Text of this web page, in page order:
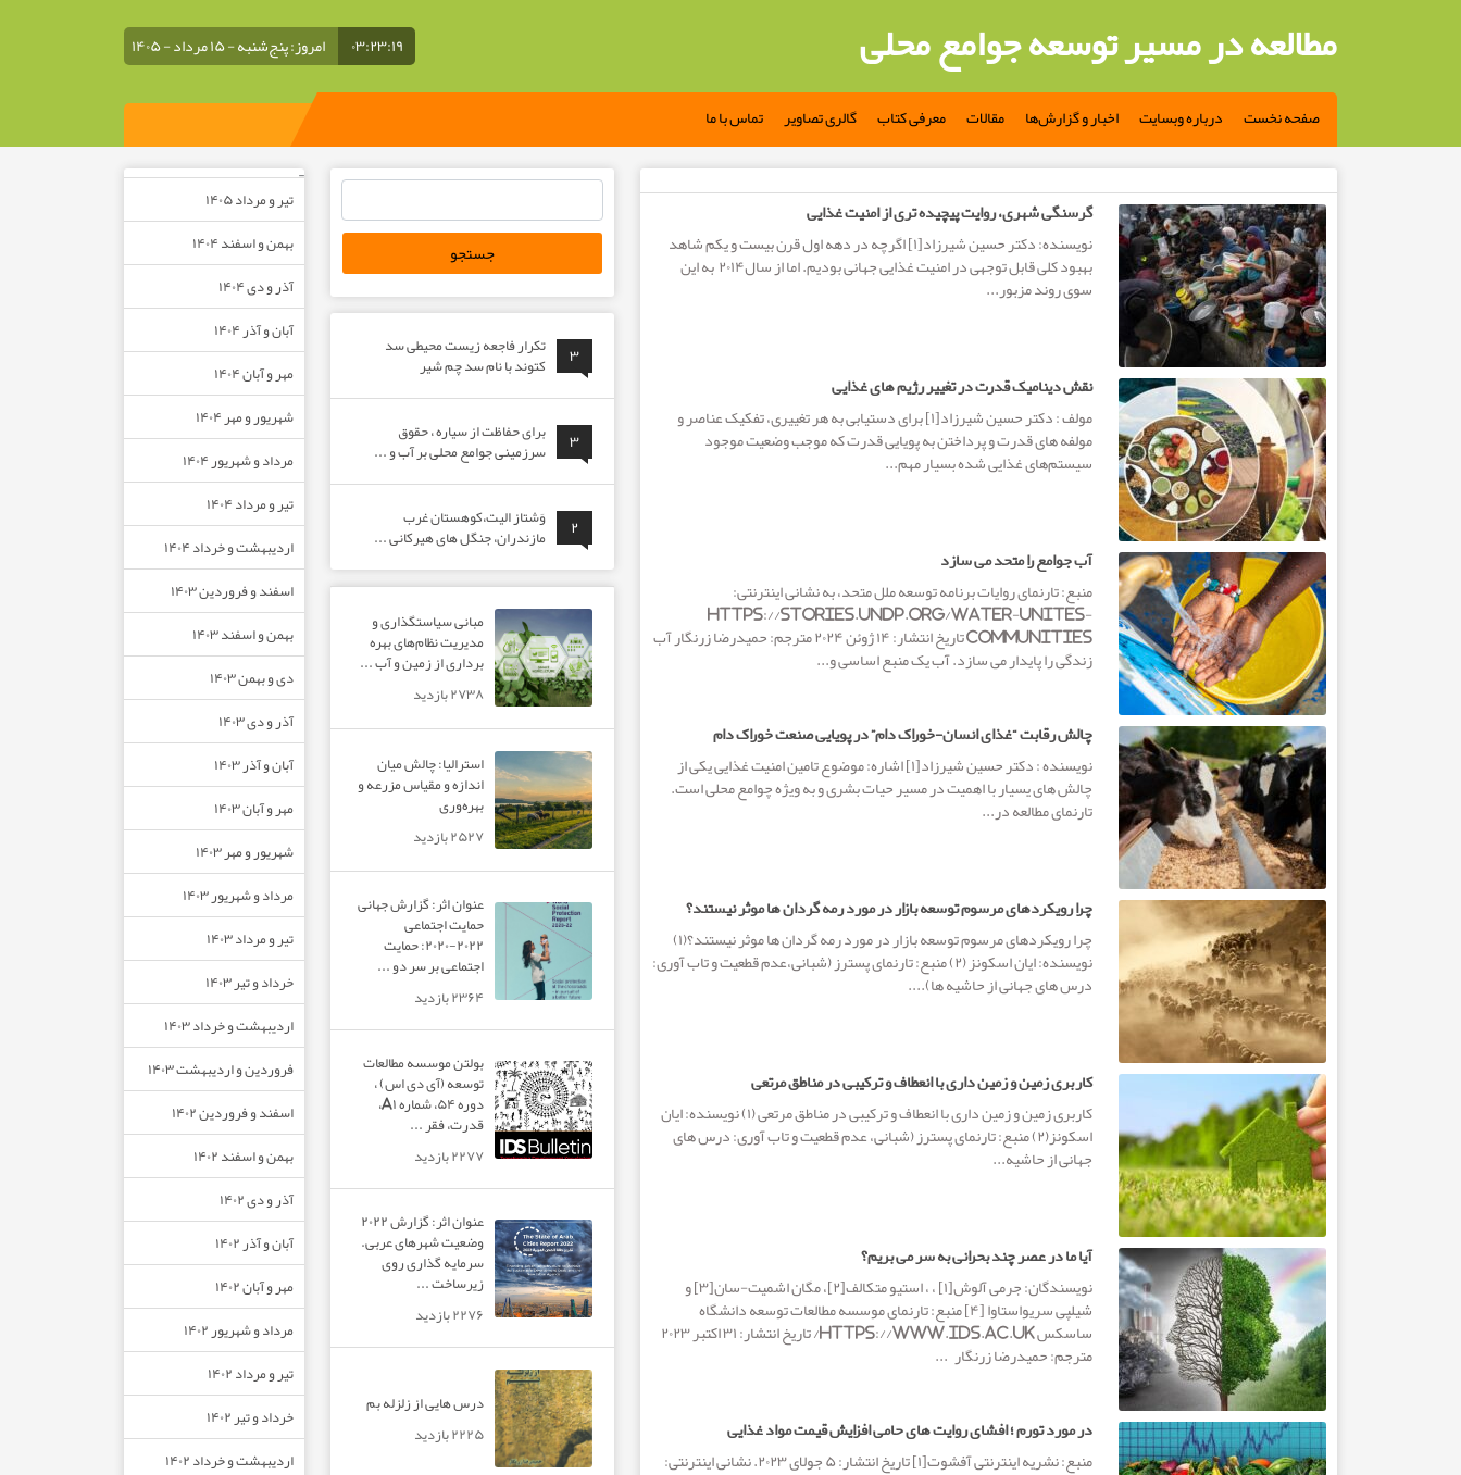
مطالعه در مسیر توسعه جوامع محلی ۰۳:۲۳:۲۰ امروز: پنج‌شنبه - ۱۵ مرداد - ۱۴۰۵
صفحه نخست درباره وبسایت اخبار و گزارش‌ها مقالات معرفی کتاب گالری تصاویر تماس با ما
گرسنگی شهری، روایت پیچیده تری از امنیت غذایی
نویسنده: دکتر حسین شیرزاد[۱] اگرچه در دهه اول قرن بیست و یکم شاهد
بهبود کلی قابل توجهی در امنیت غذایی جهانی بودیم. اما از سال۲۰۱۴ به این
سوی روند مزبور...
نقش دینامیک قدرت در تغییر رژیم های غذایی
مولف : دکتر حسین شیرزاد[۱] برای دستیابی به هر تغییری، تفکیک عناصر و
مولفه های قدرت و پرداختن به پویایی قدرت که موجب وضعیت موجود
سیستم‌های غذایی شده بسیار مهم...
آب جوامع را متحد می سازد
منبع: تارنمای روایات برنامه توسعه ملل متحد، به نشانی اینترنتی:
https://stories.undp.org/water-unites-
communities تاریخ انتشار: ۱۴ ژوئن ۲۰۲۴ مترجم: حمیدرضا زرنگار آب
زندگی را پایدار می سازد. آب یک منبع اساسی و...
چالش رقابت “غذای انسان-خوراک دام” در پویایی صنعت خوراک دام
نویسنده : دکتر حسین شیرزاد[۱] اشاره: موضوع تامین امنیت غذایی یکی از
چالش های یسیار با اهمیت در مسیر حیات بشری و به ویژه چوامع محلی است.
تارنمای مطالعه در...
چرا رویکردهای مرسوم توسعه بازار در مورد رمه گردان ها موثر نیستند؟
چرا رویکردهای مرسوم توسعه بازار در مورد رمه گردان ها موثر نیستند؟(۱)
نویسنده: ایان اسکونز (۲) منبع: تارنمای پسترز (شبانی،عدم قطعیت و تاب آوری:
درس های جهانی از حاشیه ها)....
کاربری زمین و زمین داری با انعطاف و ترکیبی در مناطق مرتعی
کاربری زمین و زمین داری با انعطاف و ترکیبی در مناطق مرتعی (۱) نویسنده: ایان
اسکونز(۲) منبع: تارنمای پسترز (شبانی، عدم قطعیت و تاب آوری: درس های
جهانی از حاشیه...
آیا ما در عصر چند بحرانی به سر می بریم؟
نویسندگان: جرمی آلوش[۱] ، ، استیو متکالف[۲]، مگان اشمیت-سان[۳] و
شیلپی سریواستاوا [۴] منبع: تارنمای موسسه مطالعات توسعه دانشگاه
ساسکس https://www.ids.ac.uk/ تاریخ انتشار: ۳۱ اکتبر ۲۰۲۳
مترجم: حمیدرضا زرنگار ...
در مورد تورم ؛ افشای روایت های حامی افزایش قیمت مواد غذایی
منبع: نشریه اینترنتی آفشوت[۱] تاریخ انتشار: ۵ جولای ۲۰۲۳. نشانی اینترنتی:
۳
تکرار فاجعه زیست محیطی سد
کتوند با نام سد چم شیر
۳
برای حفاظت از سیاره ، حقوق
سرزمینی جوامع محلی بر آب و ...
۲
وَشتاز الیت،کوهستان غرب
مازندران، جنگل های هیرکانی ...
مبانی سیاستگذاری و
مدیریت نظام‌های بهره‌
برداری از زمین و آب ...
۲۷۳۸ بازدید
استرالیا: چالش میان
اندازه و مقیاس مزرعه و
بهره‌وری
۲۵۲۷ بازدید
عنوان اثر: گزارش جهانی
حمایت اجتماعی
۲۰۲۲-۲۰۲۰: حمایت
اجتماعی بر سر دو ...
۲۳۶۴ بازدید
بولتن موسسه مطالعات
توسعه (آی دی اس) ،
دوره ۵۴، شماره A۱،
قدرت، فقر ...
۲۲۷۷ بازدید
عنوان اثر: گزارش ۲۰۲۲
وضعیت شهرهای عربی.
سرمایه گذاری روی
زیرساخت ...
۲۲۷۶ بازدید
درس هایی از زلزله بم
۲۲۲۵ بازدید
–
تیر و مرداد ۱۴۰۵
بهمن و اسفند ۱۴۰۴
آذر و دی ۱۴۰۴
آبان و آذر ۱۴۰۴
مهر و آبان ۱۴۰۴
شهریور و مهر ۱۴۰۴
مرداد و شهریور ۱۴۰۴
تیر و مرداد ۱۴۰۴
اردیبهشت و خرداد ۱۴۰۴
اسفند و فروردین ۱۴۰۳
بهمن و اسفند ۱۴۰۳
دی و بهمن ۱۴۰۳
آذر و دی ۱۴۰۳
آبان و آذر ۱۴۰۳
مهر و آبان ۱۴۰۳
شهریور و مهر ۱۴۰۳
مرداد و شهریور ۱۴۰۳
تیر و مرداد ۱۴۰۳
خرداد و تیر ۱۴۰۳
اردیبهشت و خرداد ۱۴۰۳
فروردین و اردیبهشت ۱۴۰۳
اسفند و فروردین ۱۴۰۲
بهمن و اسفند ۱۴۰۲
آذر و دی ۱۴۰۲
آبان و آذر ۱۴۰۲
مهر و آبان ۱۴۰۲
مرداد و شهریور ۱۴۰۲
تیر و مرداد ۱۴۰۲
خرداد و تیر ۱۴۰۲
اردیبهشت و خرداد ۱۴۰۲